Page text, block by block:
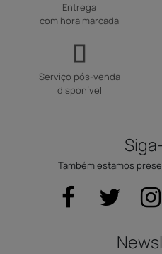
Entrega
com hora marcada
Serviço pós-venda
disponível
Também estamos